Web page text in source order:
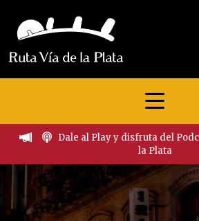
Dale al Play y disfruta del
la Plata